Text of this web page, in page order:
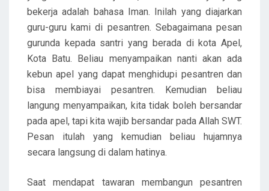
bekerja adalah bahasa Iman. Inilah yang diajarkan
guru-guru kami di pesantren. Sebagaimana pesan
gurunda kepada santri yang berada di kota Apel,
Kota Batu. Beliau menyampaikan nanti akan ada
kebun apel yang dapat menghidupi pesantren dan
bisa membiayai pesantren. Kemudian beliau
langung menyampaikan, kita tidak boleh bersandar
pada apel, tapi kita wajib bersandar pada Allah SWT.
Pesan itulah yang kemudian beliau hujamnya
secara langsung di dalam hatinya.
Saat mendapat tawaran membangun pesantren